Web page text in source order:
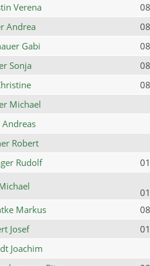
Verena
Andrea
Gabi
Sonja
Michael
Andreas
Robert
Rudolf
Markus
Josef
Joachim